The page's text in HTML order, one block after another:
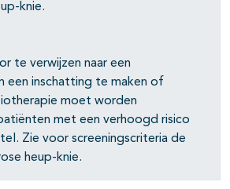
knie.
te verwijzen naar een
een inschatting te maken of
moet worden
met een verhoogd risico
Zie voor screeningscriteria de
heup-knie.